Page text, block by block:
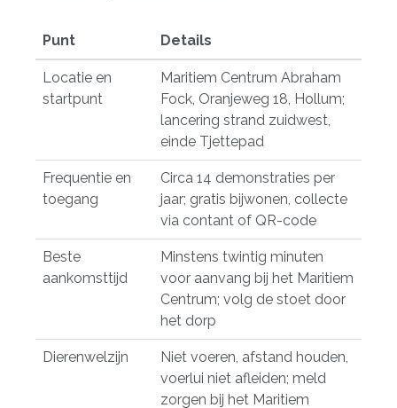
Punt Details
Locatie en
startpunt
Maritiem Centrum Abraham
Fock, Oranjeweg 18, Hollum;
lancering strand zuidwest,
einde Tjettepad
Frequentie en
toegang
Circa 14 demonstraties per
jaar; gratis bijwonen, collecte
via contant of QR-code
Beste
aankomsttijd
Minstens twintig minuten
voor aanvang bij het Maritiem
Centrum; volg de stoet door
het dorp
Dierenwelzijn
Niet voeren, afstand houden,
voerlui niet afleiden; meld
zorgen bij het Maritiem